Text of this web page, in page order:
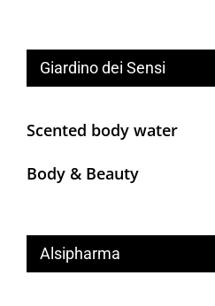
Giardino dei Sensi
Scented body water
Body & Beauty
Alsipharma